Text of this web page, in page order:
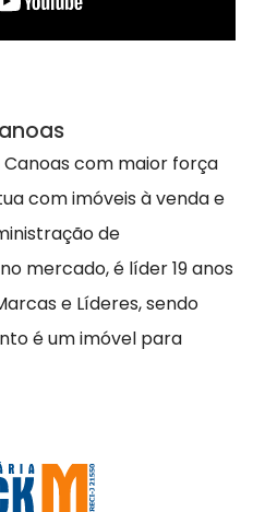
com maior força
com imóveis à venda e
de
mercado, é líder 19 anos
e Líderes, sendo
é um imóvel para